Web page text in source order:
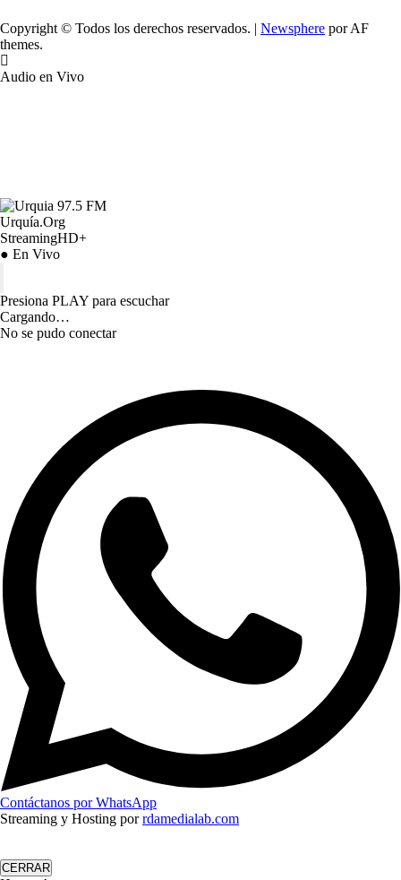
Copyright © Todos los derechos reservados. | Newsphere por AF
themes.
Audio en Vivo
Urquía.Org
StreamingHD+
● En Vivo
Presiona PLAY para escuchar
Cargando…
No se pudo conectar
Contáctanos por WhatsApp
Streaming y Hosting porrdamedialab.com
CERRAR